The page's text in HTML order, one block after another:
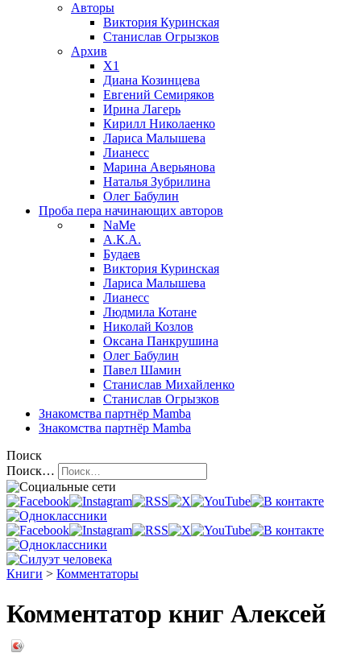
Авторы
Виктория Куринская
Станислав Огрызков
Архив
X1
Диана Козинцева
Евгений Семиряков
Ирина Лагерь
Кирилл Николаенко
Лариса Малышева
Лианесс
Марина Аверьянова
Наталья Зубрилина
Олег Бабулин
Проба пера начинающих авторов
NaMe
А.К.А.
Будаев
Виктория Куринская
Лариса Малышева
Лианесс
Людмила Котане
Николай Козлов
Оксана Панкрушина
Олег Бабулин
Павел Шамин
Станислав Михайленко
Станислав Огрызков
Знакомства партнёр Mamba
Знакомства партнёр Mamba
Поиск
Поиск…
Книги > Комментаторы
Комментатор книг Алексей